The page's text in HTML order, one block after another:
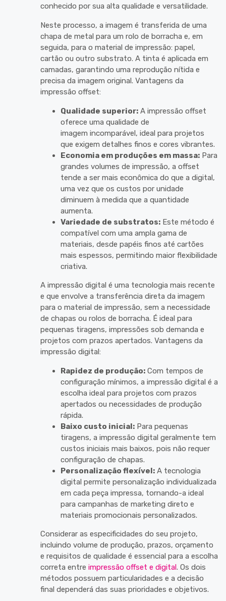
conhecido por sua alta qualidade e versatilidade.
Neste processo, a imagem é transferida de uma
chapa de metal para um rolo de borracha e, em
seguida, para o material de impressão: papel,
cartão ou outro substrato. A tinta é aplicada em
camadas, garantindo uma reprodução nítida e
precisa da imagem original. Vantagens da
impressão offset:
Qualidade superior: A impressão offset
oferece uma qualidade de
imagem incomparável, ideal para projetos
que exigem detalhes finos e cores vibrantes.
Economia em produções em massa: Para
grandes volumes de impressão, a offset
tende a ser mais econômica do que a digital,
uma vez que os custos por unidade
diminuem à medida que a quantidade
aumenta.
Variedade de substratos: Este método é
compatível com uma ampla gama de
materiais, desde papéis finos até cartões
mais espessos, permitindo maior flexibilidade
criativa.
A impressão digital é uma tecnologia mais recente
e que envolve a transferência direta da imagem
para o material de impressão, sem a necessidade
de chapas ou rolos de borracha. É ideal para
pequenas tiragens, impressões sob demanda e
projetos com prazos apertados. Vantagens da
impressão digital:
Rapidez de produção: Com tempos de
configuração mínimos, a impressão digital é a
escolha ideal para projetos com prazos
apertados ou necessidades de produção
rápida.
Baixo custo inicial: Para pequenas
tiragens, a impressão digital geralmente tem
custos iniciais mais baixos, pois não requer
configuração de chapas.
Personalização flexível: A tecnologia
digital permite personalização individualizada
em cada peça impressa, tornando-a ideal
para campanhas de marketing direto e
materiais promocionais personalizados.
Considerar as especificidades do seu projeto,
incluindo volume de produção, prazos, orçamento
e requisitos de qualidade é essencial para a escolha
correta entre impressão offset e digital. Os dois
métodos possuem particularidades e a decisão
final dependerá das suas prioridades e objetivos.